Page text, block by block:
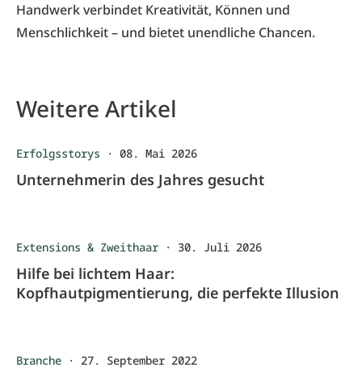
Handwerk verbindet Kreativität, Können und
Menschlichkeit – und bietet unendliche Chancen.
Weitere Artikel
Erfolgsstorys · 08. Mai 2026
Unternehmerin des Jahres gesucht
Extensions & Zweithaar · 30. Juli 2026
Hilfe bei lichtem Haar:
Kopfhautpigmentierung, die perfekte Illusion
Branche · 27. September 2022